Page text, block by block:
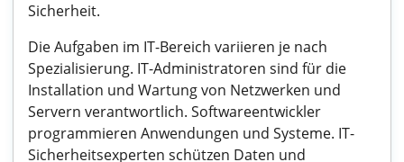
Sicherheit.
Die Aufgaben im IT-Bereich variieren je nach
Spezialisierung. IT-Administratoren sind für die
Installation und Wartung von Netzwerken und
Servern verantwortlich. Softwareentwickler
programmieren Anwendungen und Systeme. IT-
Sicherheitsexperten schützen Daten und